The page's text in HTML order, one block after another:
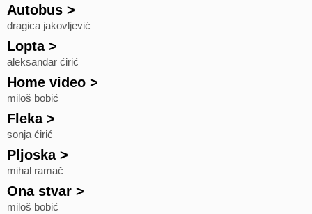
Autobus >
dragica jakovljević
Lopta>
aleksandar ćirić
Home video >
miloš bobić
Fleka>
sonja ćirić
Pljoska>
mihal ramač
Ona stvar >
miloš bobić